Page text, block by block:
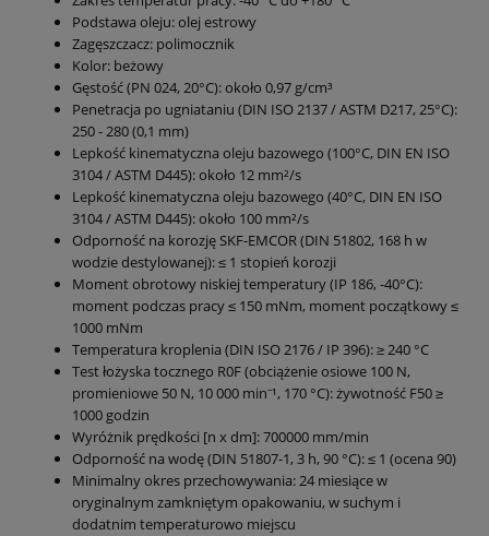
Podstawa oleju: olej estrowy
Zagęszczacz: polimocznik
Kolor: beżowy
Gęstość (PN 024, 20°C): około 0,97 g/cm³
Penetracja po ugniataniu (DIN ISO 2137 / ASTM D217, 25°C):
250 - 280 (0,1 mm)
Lepkość kinematyczna oleju bazowego (100°C, DIN EN ISO
3104 / ASTM D445): około 12 mm²/s
Lepkość kinematyczna oleju bazowego (40°C, DIN EN ISO
3104 / ASTM D445): około 100 mm²/s
Odporność na korozję SKF-EMCOR (DIN 51802, 168 h w
wodzie destylowanej): ≤ 1 stopień korozji
Moment obrotowy niskiej temperatury (IP 186, -40°C):
moment podczas pracy ≤ 150 mNm, moment początkowy ≤
1000 mNm
Temperatura kroplenia (DIN ISO 2176 / IP 396): ≥ 240 °C
Test łożyska tocznego R0F (obciążenie osiowe 100 N,
promieniowe 50 N, 10 000 min⁻¹, 170 °C): żywotność F50 ≥
1000 godzin
Wyróżnik prędkości [n x dm]: 700000 mm/min
Odporność na wodę (DIN 51807-1, 3 h, 90 °C): ≤ 1 (ocena 90)
Minimalny okres przechowywania: 24 miesiące w
oryginalnym zamkniętym opakowaniu, w suchym i
dodatnim temperaturowo miejscu